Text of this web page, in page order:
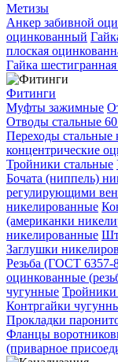
Метизы
Анкер забивной
оцинкованный
плоская
Гайка
Фитинги
Муфты зажимные
Отводы стальные 60
Переходы стальные
концентрические
Тройники стальные
Бочата (ниппель)
регулирующими
никелированные
(американки
никелированные
Заглушки
Резьба (ГОСТ 6357-
оцинкованные
чугунные
Контргайки
Прокладки
Фланцы
(приварное